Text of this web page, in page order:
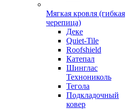
Мягкая кровля (гибкая
черепица)
Деке
Quiet-Tile
Roofshield
Катепал
Шинглас
Технониколь
Тегола
Подкладочный
ковер